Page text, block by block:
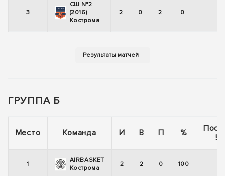
3
СШ №2
(2016)
Кострома
2 0 2 0
ГРУППА Б
Место Команда И В П %
5
1
AIRBASKET
Кострома
2 2 0 100